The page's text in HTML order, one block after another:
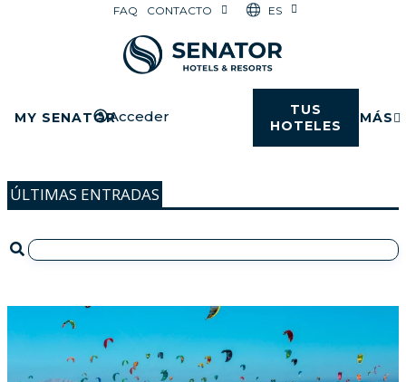
FAQ CONTACTO ES
MY SENATORAcceder
TUS
HOTELES
MÁS
ÚLTIMAS ENTRADAS